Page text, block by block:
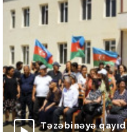
Təzəbinəyə